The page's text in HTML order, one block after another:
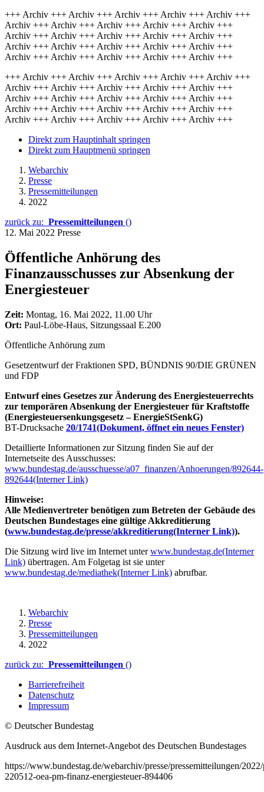
+++ Archiv +++ Archiv +++ Archiv +++ Archiv +++ Archiv +++
Archiv +++ Archiv +++ Archiv +++ Archiv +++ Archiv +++
Archiv +++ Archiv +++ Archiv +++ Archiv +++ Archiv +++
Archiv +++ Archiv +++ Archiv +++ Archiv +++ Archiv +++
Archiv +++ Archiv +++ Archiv +++ Archiv +++ Archiv +++
+++ Archiv +++ Archiv +++ Archiv +++ Archiv +++ Archiv +++
Archiv +++ Archiv +++ Archiv +++ Archiv +++ Archiv +++
Archiv +++ Archiv +++ Archiv +++ Archiv +++ Archiv +++
Archiv +++ Archiv +++ Archiv +++ Archiv +++ Archiv +++
Archiv +++ Archiv +++ Archiv +++ Archiv +++ Archiv +++
Direkt zum Hauptinhalt springen
Direkt zum Hauptmenü springen
Webarchiv
Presse
Pressemitteilungen
2022
zurück zu: Pressemitteilungen ()
12. Mai 2022 Presse
Öffentliche Anhörung des
Finanzausschusses zur Absenkung der
Energiesteuer
Zeit: Montag, 16. Mai 2022, 11.00 Uhr
Ort: Paul-Löbe-Haus, Sitzungssaal E.200
Öffentliche Anhörung zum
Gesetzentwurf der Fraktionen SPD, BÜNDNIS 90/DIE GRÜNEN
und FDP
Entwurf eines Gesetzes zur Änderung des Energiesteuerrechts
zur temporären Absenkung der Energiesteuer für Kraftstoffe
(Energiesteuersenkungsgesetz – EnergieStSenkG)
BT-Drucksache 20/1741(Dokument, öffnet ein neues Fenster)
Detaillierte Informationen zur Sitzung finden Sie auf der
Internetseite des Ausschusses:
www.bundestag.de/ausschuesse/a07_finanzen/Anhoerungen/892644-
892644(Interner Link)
Hinweise:
Alle Medienvertreter benötigen zum Betreten der Gebäude des
Deutschen Bundestages eine gültige Akkreditierung
(www.bundestag.de/presse/akkreditierung(Interner Link)).
Die Sitzung wird live im Internet unterwww.bundestag.de(Interner
Link) übertragen. Am Folgetag ist sie unter
www.bundestag.de/mediathek(Interner Link) abrufbar.
Webarchiv
Presse
Pressemitteilungen
2022
zurück zu: Pressemitteilungen ()
Barrierefreiheit
Datenschutz
Impressum
© Deutscher Bundestag
Ausdruck aus dem Internet-Angebot des Deutschen Bundestages
https://www.bundestag.de/webarchiv/presse/pressemitteilungen/
220512-oea-pm-finanz-energiesteuer-894406